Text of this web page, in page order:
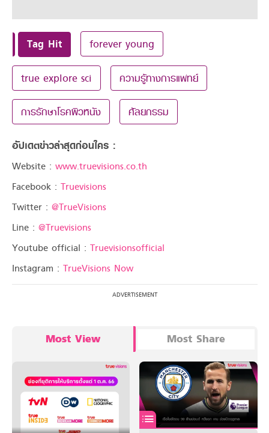
Tag Hit forever young
true explore sci ความรู้ทางการแพทย์
การรักษาโรคผิวหนัง ศัลยกรรม
อัปเดตข่าวล่าสุดก่อนใคร :
Website : www.truevisions.co.th
Facebook : Truevisions
Twitter : @TrueVisions
Line : @Truevisions
Youtube official : Truevisionsofficial
Instagram : TrueVisions Now
Most View Most Share